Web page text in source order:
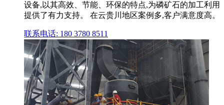
设备,以其高效、节能、环保的特点,为磷矿石的加工利用
提供了有力支持。 在云贵川地区案例多,客户满意度高。
联系电话: 180 3780 8511